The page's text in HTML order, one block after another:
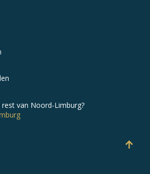
van Noord-Limburg?